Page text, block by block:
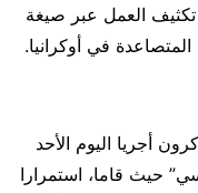
تكثيف العمل عبر صيغة
في أوكرانيا.
أجريا اليوم الأحد
حيث قاما، استمرارا